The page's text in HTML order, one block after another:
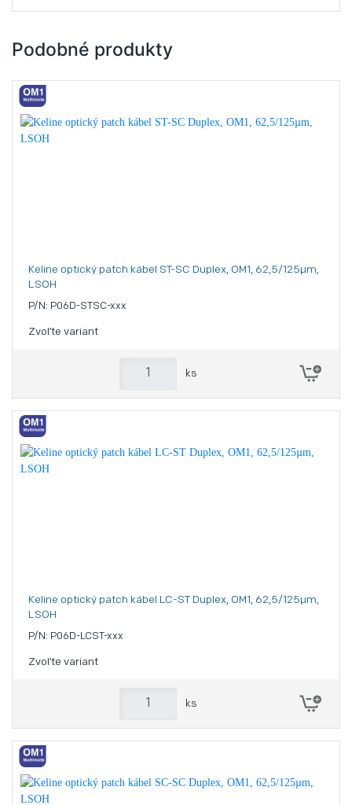
Podobné produkty
Keline optický patch kábel ST-SC Duplex, OM1, 62,5/125µm,
LSOH
P/N: P06D-STSC-xxx
Zvoľte variant
ks
Keline optický patch kábel LC-ST Duplex, OM1, 62,5/125µm,
LSOH
P/N: P06D-LCST-xxx
Zvoľte variant
ks